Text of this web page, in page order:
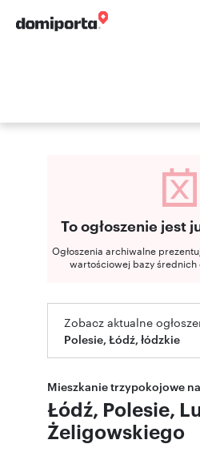
To ogłoszenie jest
Ogłoszenia archiwalne
wartościowej bazy
Zobacz aktualne
Polesie, Łódź, łódzkie
Mieszkanie trzypokojowe
Łódź, Polesie,
Żeligowskiego